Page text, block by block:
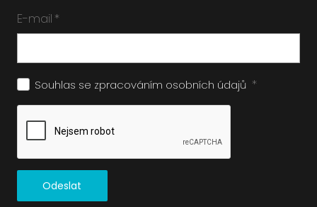
E-mail *
Souhlas se zpracováním osobních údajů *
Odeslat